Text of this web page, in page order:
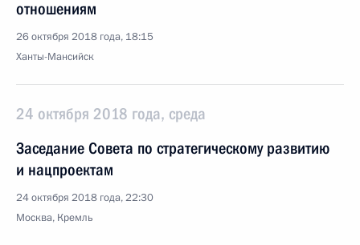
отношениям
26 октября 2018 года, 18:15
Ханты-Мансийск
24 октября 2018 года, среда
Заседание Совета по стратегическому развитию
и нацпроектам
24 октября 2018 года, 22:30
Москва, Кремль